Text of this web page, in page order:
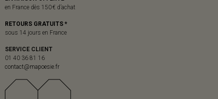
en France dès 150 € d’achat
RETOURS GRATUITS *
sous 14 jours en France
SERVICE CLIENT
01 40 36 81 16
contact@mapoesie.fr